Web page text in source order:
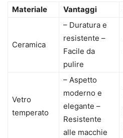
Materiale Vantaggi
Ceramica
– Duratura e
resistente –
Facile da
pulire
Vetro
temperato
– Aspetto
moderno e
elegante –
Resistente
alle macchie